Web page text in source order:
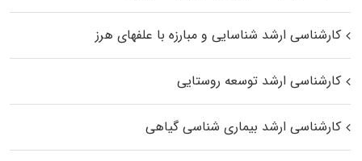
کارشناسی ارشد شناسایی و مبارزه با علفهای هرز
کارشناسی ارشد توسعه روستایی
کارشناسی ارشد بیماری‌ شناسی گیاهی